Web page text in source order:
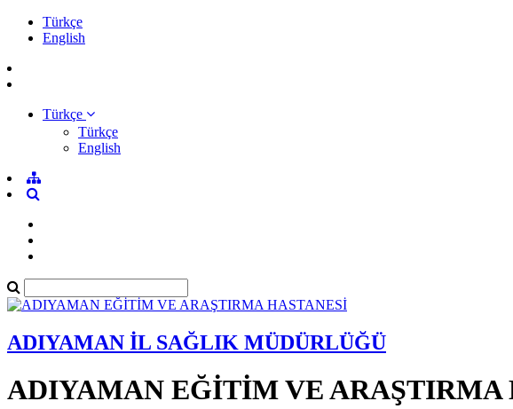
Türkçe
English
Türkçe
Türkçe
English
ADIYAMAN İL SAĞLIK MÜDÜRLÜĞÜ
ADIYAMAN EĞİTİM VE ARAŞTIRMA